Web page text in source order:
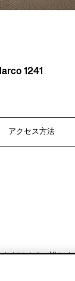
1241
アクセス方法
だけます。詳しく